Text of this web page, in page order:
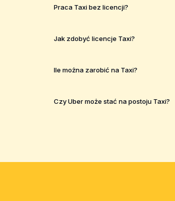
Praca Taxi bez licencji?
Jak zdobyć licencje Taxi?
Ile można zarobić na Taxi?
Czy Uber może stać na postoju Taxi?